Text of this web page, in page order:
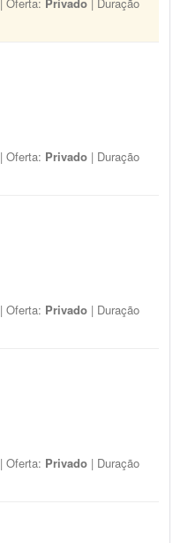
| Oferta: Privado | Duração
| Oferta: Privado | Duração
| Oferta: Privado | Duração